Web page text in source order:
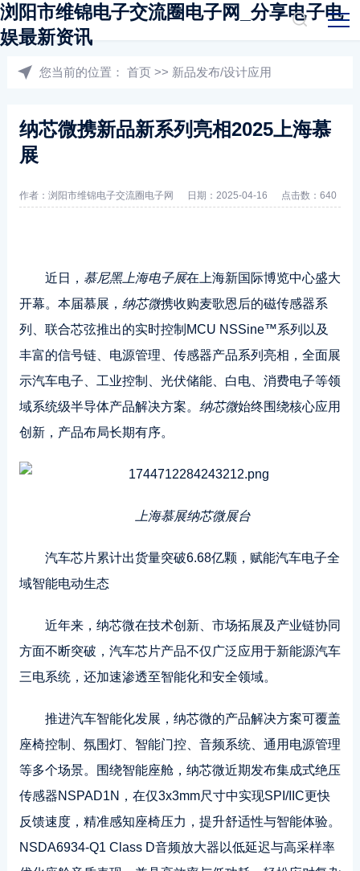
浏阳市维锦电子交流圈电子网_分享电子电
娱最新资讯
您当前的位置： 首页 >> 新品发布/设计应用
纳芯微携新品新系列亮相2025上海慕
展
作者：浏阳市维锦电子交流圈电子网 日期：2025-04-16 点击数：640
近日， 慕尼黑上海电子展在上海新国际博览中心盛大
开幕。本届慕展， 纳芯微携收购麦歌恩后的磁传感器系
列、联合芯弦推出的实时控制MCU NSSine™系列以及
丰富的信号链、电源管理、传感器产品系列亮相，全面展
示汽车电子、工业控制、光伏储能、白电、消费电子等领
域系统级半导体产品解决方案。 纳芯微始终围绕核心应用
创新，产品布局长期有序。
上海慕展纳芯微展台
汽车芯片累计出货量突破6.68亿颗，赋能汽车电子全
域智能电动生态
近年来，纳芯微在技术创新、市场拓展及产业链协同
方面不断突破，汽车芯片产品不仅广泛应用于新能源汽车
三电系统，还加速渗透至智能化和安全领域。
推进汽车智能化发展，纳芯微的产品解决方案可覆盖
座椅控制、氛围灯、智能门控、音频系统、通用电源管理
等多个场景。围绕智能座舱，纳芯微近期发布集成式绝压
传感器NSPAD1N，在仅3x3mm尺寸中实现SPI/IIC更快
反馈速度，精准感知座椅压力，提升舒适性与智能体验。
NSDA6934-Q1 Class D音频放大器以低延迟与高采样率